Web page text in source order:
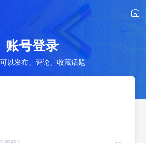
账号登录
以发布、评论、收藏话题